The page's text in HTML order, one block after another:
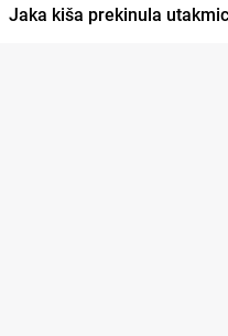
Jaka kiša prekinula